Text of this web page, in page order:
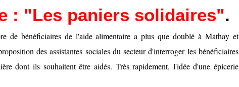
: "Les paniers solidaires".
de bénéficiaires de l'aide alimentaire a plus que doublé à Mathay et
des assistantes sociales du secteur d'interroger les bénéficiaires
dont ils souhaitent être aidés. Très rapidement, l'idée d'une épicerie